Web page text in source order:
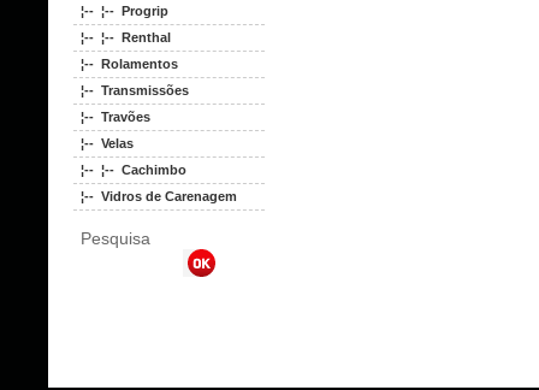
¦-- ¦-- Progrip
¦-- ¦-- Renthal
¦-- Rolamentos
¦-- Transmissões
¦-- Travões
¦-- Velas
¦-- ¦-- Cachimbo
¦-- Vidros de Carenagem
Pesquisa